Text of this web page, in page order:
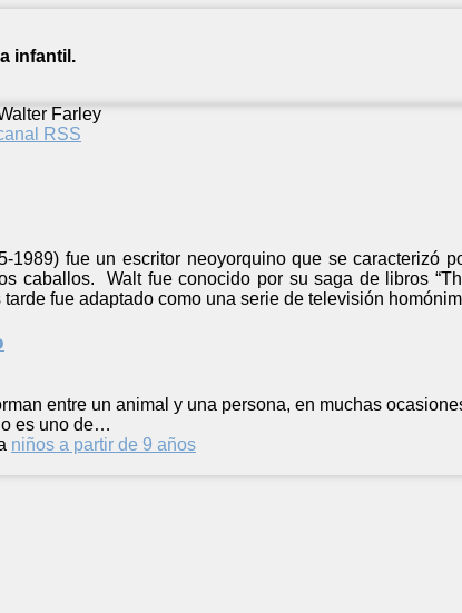
infantil.
Farley
RSS
1989) fue un escritor neoyorquino que se caracterizó
caballos. Walt fue conocido por su saga de libros
fue adaptado como una serie de televisión
entre un animal y una persona, en muchas
es uno de…
niños a partir de 9 años